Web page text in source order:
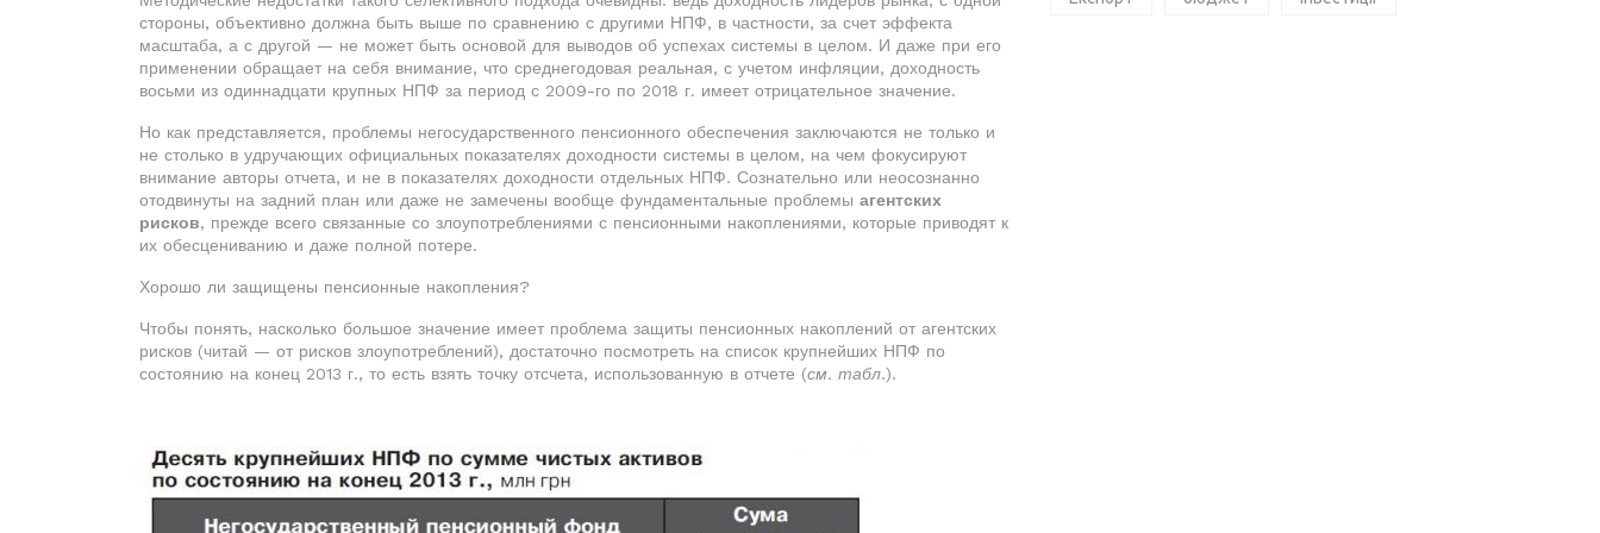
стороны, объективно должна быть выше по сравнению с другими НПФ, в частности, за счет эффекта
масштаба, а с другой — не может быть основой для выводов об успехах системы в целом. И даже при его
применении обращает на себя внимание, что среднегодовая реальная, с учетом инфляции, доходность
восьми из одиннадцати крупных НПФ за период с 2009-го по 2018 г. имеет отрицательное значение.
Но как представляется, проблемы негосударственного пенсионного обеспечения заключаются не только и
не столько в удручающих официальных показателях доходности системы в целом, на чем фокусируют
внимание авторы отчета, и не в показателях доходности отдельных НПФ. Сознательно или неосознанно
отодвинуты на задний план или даже не замечены вообще фундаментальные проблемы агентских
рисков, прежде всего связанные со злоупотреблениями с пенсионными накоплениями, которые приводят к
их обесцениванию и даже полной потере.
Хорошо ли защищены пенсионные накопления?
Чтобы понять, насколько большое значение имеет проблема защиты пенсионных накоплений от агентских
рисков (читай — от рисков злоупотреблений), достаточно посмотреть на список крупнейших НПФ по
состоянию на конец 2013 г., то есть взять точку отсчета, использованную в отчете (см. табл.).